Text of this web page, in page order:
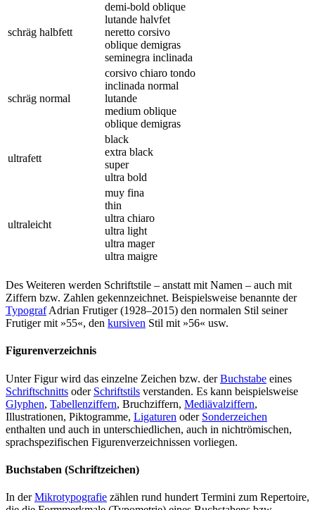
schräg halbfett
demi-bold oblique
lutande halvfet
neretto corsivo
oblique demigras
seminegra inclinada
schräg normal
corsivo chiaro tondo
inclinada normal
lutande
medium oblique
oblique demigras
ultrafett
black
extra black
super
ultra bold
ultraleicht
muy fina
thin
ultra chiaro
ultra light
ultra mager
ultra maigre
Des Weiteren werden Schriftstile – anstatt mit Namen – auch mit
Ziffern bzw. Zahlen gekennzeichnet. Beispielsweise benannte der
TypografAdrian Frutiger (1928–2015) den normalen Stil seiner
Frutiger mit »55«, den kursiven Stil mit »56« usw.
Figurenverzeichnis
Unter Figur wird das einzelne Zeichen bzw. derBuchstabe eines
Schriftschnitts oder Schriftstils verstanden. Es kann beispielsweise
Glyphen, Tabellenziffern, Bruchziffern, Mediävalziffern,
Illustrationen, Piktogramme, Ligaturen oder Sonderzeichen
enthalten und auch in unterschiedlichen, auch in nichtrömischen,
sprachspezifischen Figurenverzeichnissen vorliegen.
Buchstaben (Schriftzeichen)
In derMikrotypografie zählen rund hundert Termini zum Repertoire,